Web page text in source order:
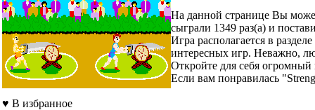
На данной странице Вы
сыграли 1349 раз(а) и
Игра располагается в
интересных игр. Неважно,
Откройте для себя
Если вам понравилась
♥ В избранное